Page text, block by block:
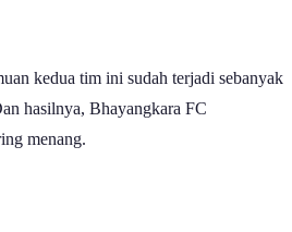
kedua tim ini sudah terjadi sebanyak
hasilnya, Bhayangkara FC
menang.